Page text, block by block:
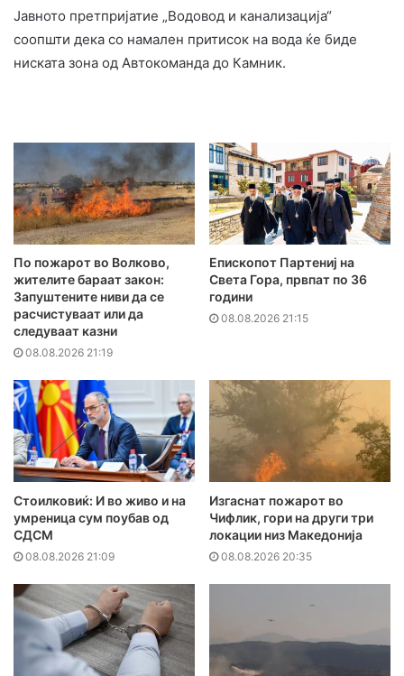
Јавното претпријатие „Водовод и канализација“
соопшти дека со намален притисок на вода ќе биде
ниската зона од Автокоманда до Камник.
По пожарот во Волково,
жителите бараат закон:
Запуштените ниви да се
расчистуваат или да
следуваат казни
08.08.2026 21:19
Епископот Партениј на
Света Гора, првпат по 36
години
08.08.2026 21:15
Стоилковиќ: И во живо и на
умреница сум поубав од
СДСМ
08.08.2026 21:09
Изгаснат пожарот во
Чифлик, гори на други три
локации низ Македонија
08.08.2026 20:35